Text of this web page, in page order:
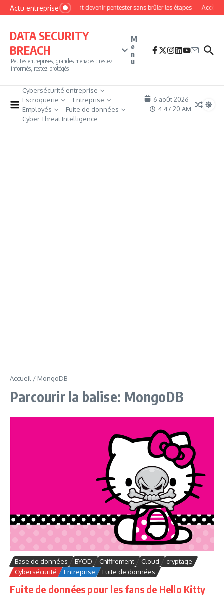
Aller au contenu
Actu entrepriseComment devenir pentester sans brûler les étapes Accès
DATA SECURITY
BREACH
Petites entreprises, grandes menaces : restez
informés, restez protégés
M
e
n
u
Cybersécurité entreprise
Escroquerie
Entreprise
Employés
Fuite de données
Cyber Threat Intelligence
6 août 2026
4:47:21 AM
Accueil / MongoDB
Parcourir la balise: MongoDB
Base de données BYOD Chiffrement Cloud
cryptage
Cybersécurité
Entreprise Fuite de données
Fuite de données pour les fans de Hello Kitty